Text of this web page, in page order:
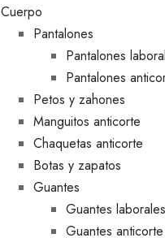
Cuerpo
Pantalones
Pantalones
Pantalones
Petos y zahones
Manguitos anticorte
Chaquetas anticorte
Botas y zapatos
Guantes
Guantes laborales
Guantes anticorte